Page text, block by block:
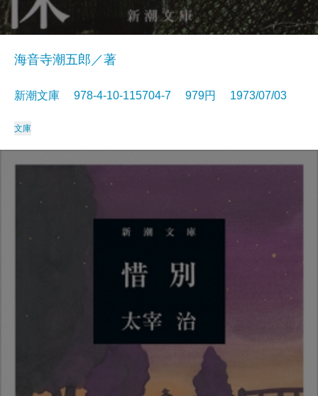
海音寺潮五郎／著
新潮文庫 978-4-10-115704-7 979円 1973/07/03
文庫